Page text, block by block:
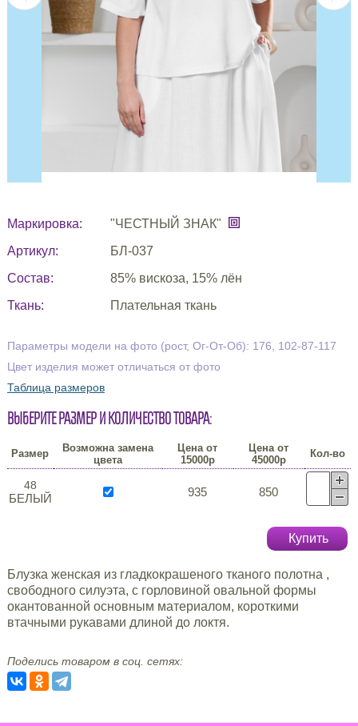
Маркировка:
"ЧЕСТНЫЙ ЗНАК"
Артикул:
БЛ-037
Состав:
85% вискоза, 15% лён
Ткань:
Плательная ткань
Параметры модели на фото (рост, Ог-От-Об): 176, 102-87-117
Цвет изделия может отличаться от фото
Таблица размеров
Выберите размер и количество товара:
Размер
Возможна замена
цвета
Цена от
15000р
Цена от
45000р
Кол-во
48
БЕЛЫЙ 935 850
Купить
Блузка женская из гладкокрашеного тканого полотна ,
свободного силуэта, с горловиной овальной формы
окантованной основным материалом, короткими
втачными рукавами длиной до локтя.
Поделись товаром в соц. сетях: